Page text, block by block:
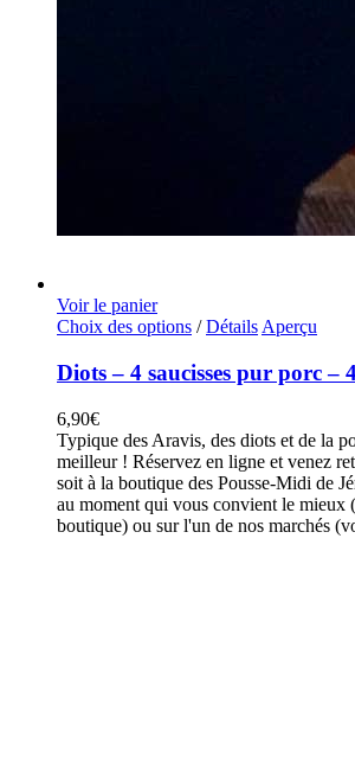
Voir le panier
Choix des options Ce
a
plusieurs
Les
options
peuvent
être
choisies
sur
/ Détails Aperçu
Diots – 4 saucisses pur porc –
6,90€
Typique des Aravis, des diots et de la
meilleur ! Réservez en ligne et venez
soit à la boutique des Pousse-Midi de
au moment qui vous convient le mieux
boutique) ou sur l'un de nos marchés